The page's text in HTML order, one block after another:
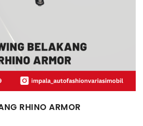
RHINO ARMOR